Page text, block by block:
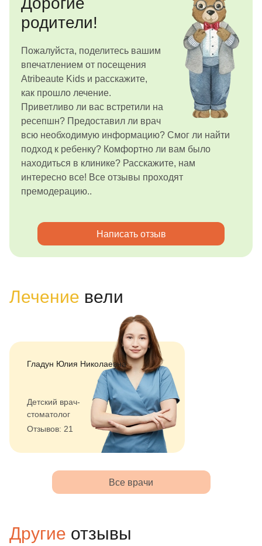
родители!
Пожалуйста, поделитесь вашим
впечатлением от посещения
Atribeaute Kids и расскажите,
как прошло лечение.
Приветливо ли вас встретили на
ресепшн? Предоставил ли врач
всю необходимую информацию? Смог ли найти
подход к ребенку? Комфортно ли вам было
находиться в клинике? Расскажите, нам
интересно все! Все отзывы проходят
премодерацию..
Написать отзыв
Лечение вели
Гладун Юлия Николаевна
Детский врач-
стоматолог
Отзывов: 21
Все врачи
Другие отзывы